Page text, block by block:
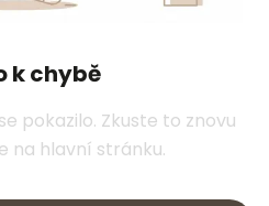
k chybě
pokazilo. Zkuste to znovu
na hlavní stránku.